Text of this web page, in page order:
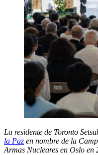
La residente de Toronto
la Paz en nombre de la
Armas Nucleares en Oslo en